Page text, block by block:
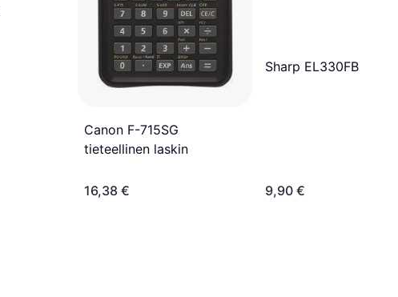
Canon F-715SG
tieteellinen laskin
16,38 €
Sharp EL330FB
9,90 €